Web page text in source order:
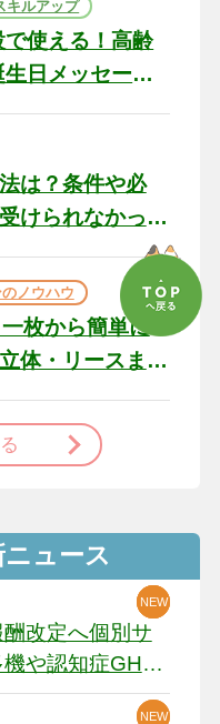
キルアップ
で使える！高齢
日メッセージ
は？条件や必
けられなかっ
ノウハウ
枚から簡単に
体・リースま
ニュース
改定へ個別サ
や認知症GH、
NEW
NEW
NEW
NEW
NEW